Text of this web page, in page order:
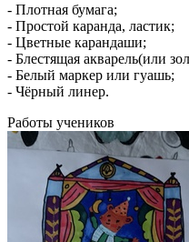
- Плотная бумага;
- Простой каранда, ластик;
- Цветные карандаши;
- Блестящая акварель(или
- Белый маркер или гуашь;
- Чёрный линер.
Работы учеников